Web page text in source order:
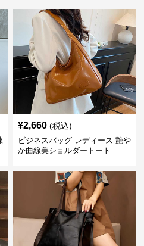
¥2,660 (税込)
ビジネスバッグ レディース 艶や
か曲線美ショルダートート